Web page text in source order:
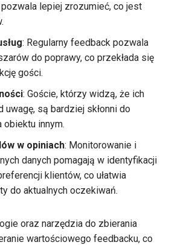
lepiej zrozumieć, co jest
: Regularny feedback pozwala
do poprawy, co przekłada się
gości.
: Goście, którzy widzą, że ich
uwagę, są bardziej skłonni do
obiektu innym.
w opiniach: Monitorowanie i
danych pomagają w identyfikacji
klientów, co ułatwia
do aktualnych oczekiwań.
oraz narzędzia do zbierania
wartościowego feedbacku, co